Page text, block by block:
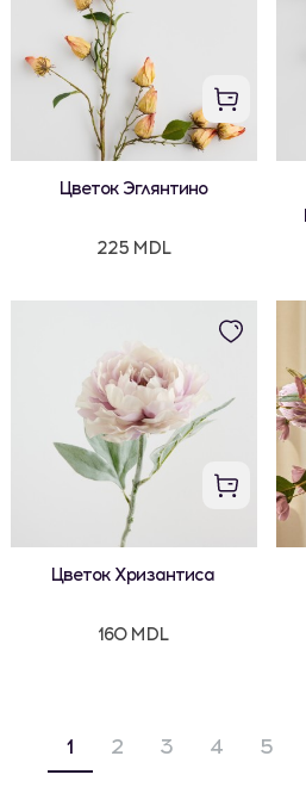
Цветок Эглянтино
225 MDL
Цветок Хризантиса
160 MDL
1 2 3 4 5